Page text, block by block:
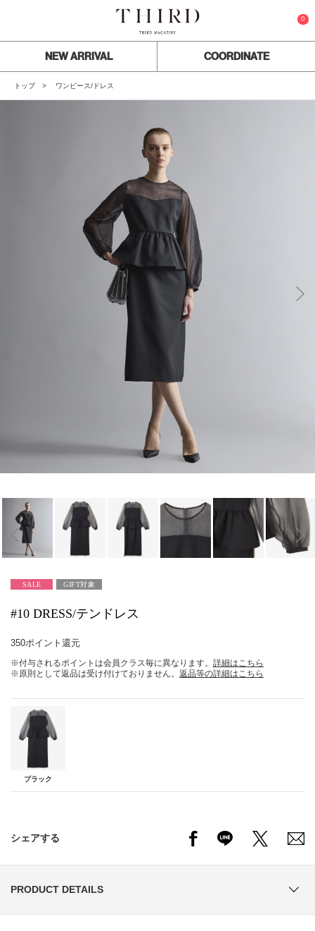
0
NEW ARRIVAL COORDINATE
トップ ワンピース/ドレス
SALE GIFT対象
#10 DRESS/テンドレス
350ポイント還元
※付与されるポイントは会員クラス毎に異なります。 詳細はこちら
※原則として返品は受け付けておりません。 返品等の詳細はこちら
ブラック
シェアする
PRODUCT DETAILS